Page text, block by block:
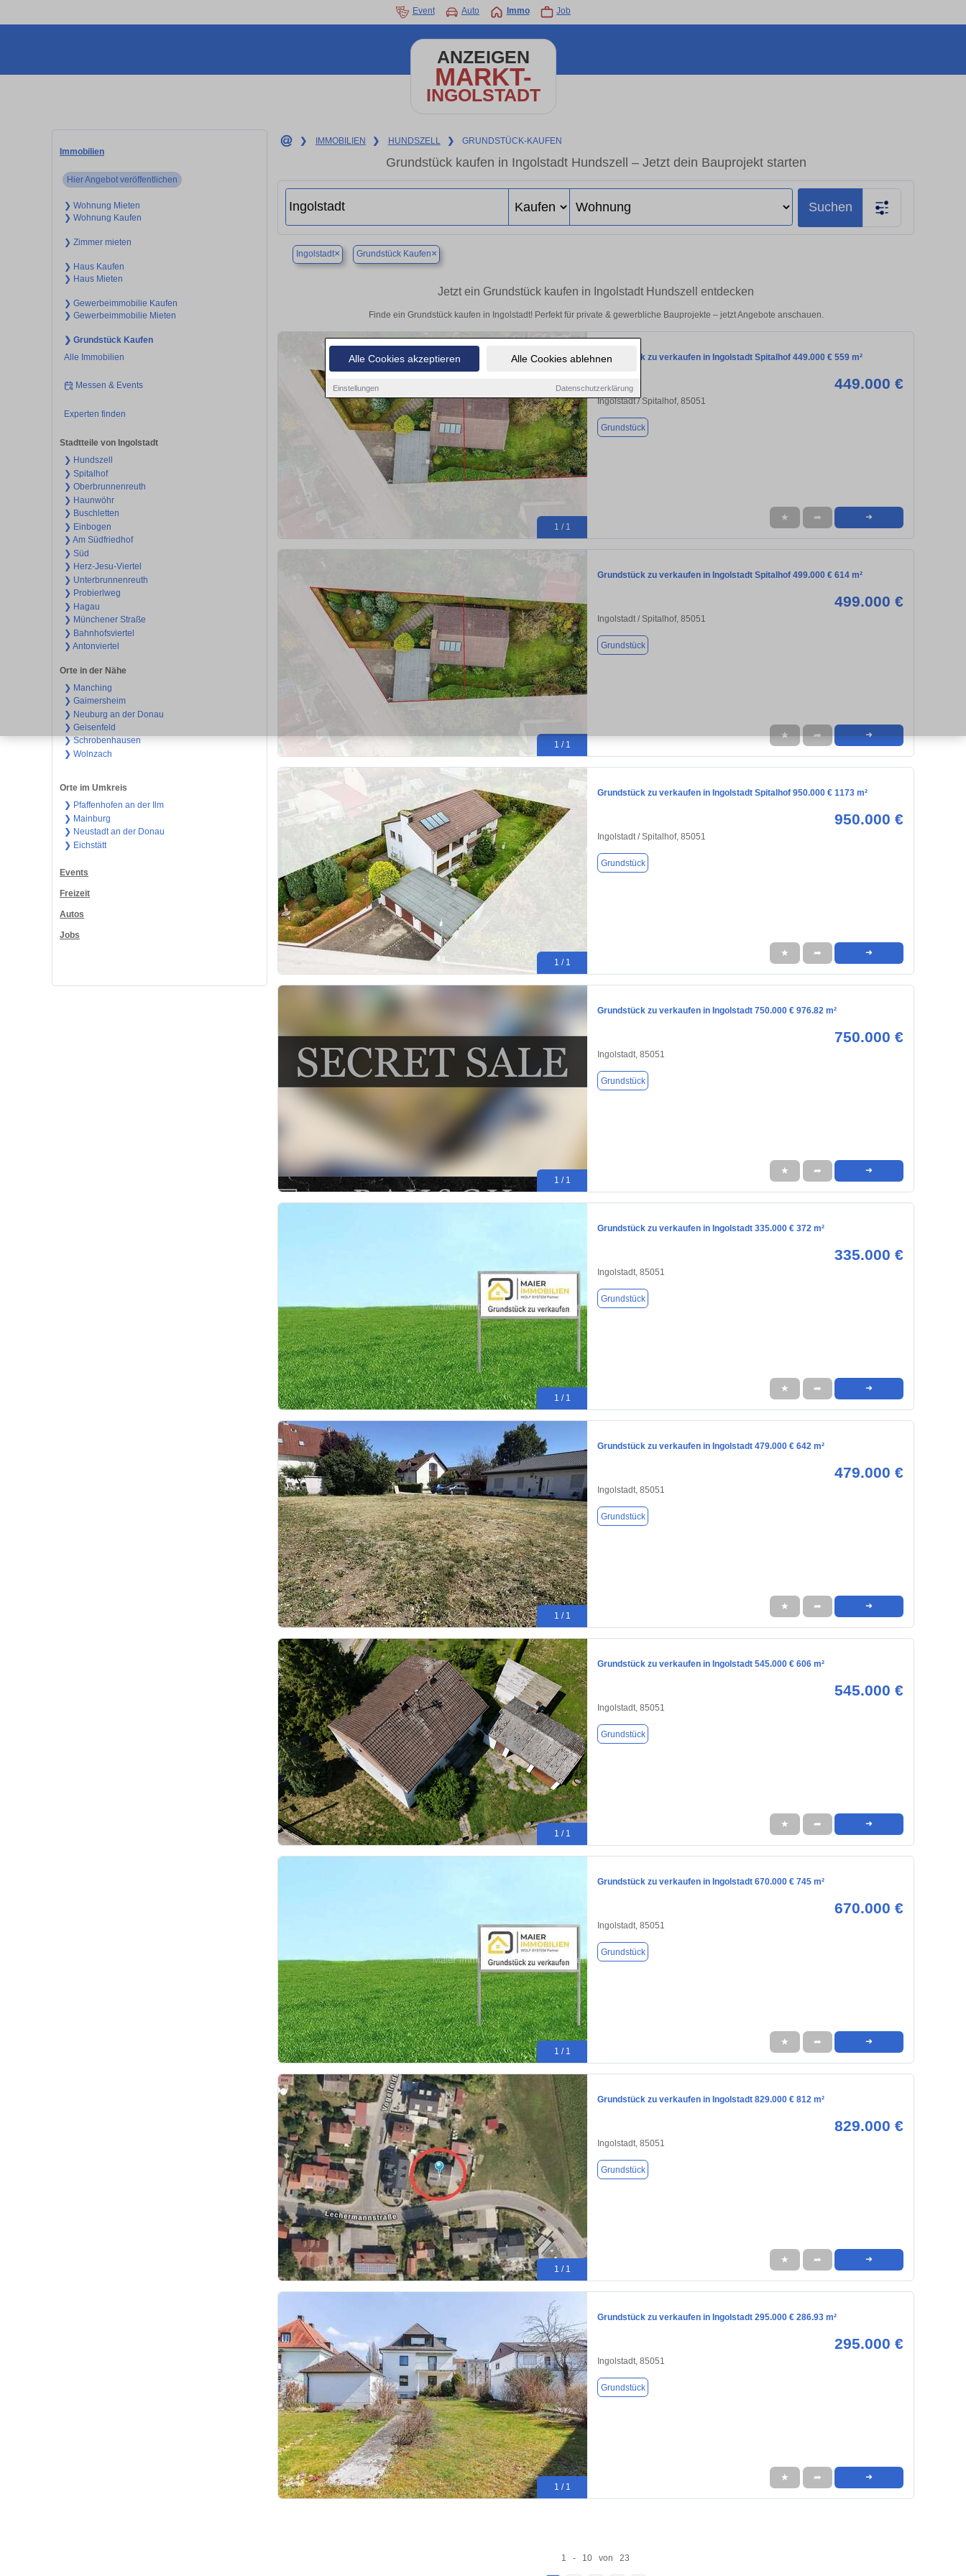
Alle Cookies akzeptieren Alle Cookies ablehnen
Einstellungen Datenschutzerklärung
Event Auto Immo Job
ANZEIGEN
MARKT-
INGOLSTADT
Immobilien
Hier Angebot veröffentlichen
❯ Wohnung Mieten
❯ Wohnung Kaufen
❯ Zimmer mieten
❯ Haus Kaufen
❯ Haus Mieten
❯ Gewerbeimmobilie Kaufen
❯ Gewerbeimmobilie Mieten
❯ Grundstück Kaufen
Alle Immobilien
Messen & Events
Experten finden
Stadtteile von Ingolstadt
❯ Hundszell
❯ Spitalhof
❯ Oberbrunnenreuth
❯ Haunwöhr
❯ Buschletten
❯ Einbogen
❯ Am Südfriedhof
❯ Süd
❯ Herz-Jesu-Viertel
❯ Unterbrunnenreuth
❯ Probierlweg
❯ Hagau
❯ Münchener Straße
❯ Bahnhofsviertel
❯ Antonviertel
Orte in der Nähe
❯ Manching
❯ Gaimersheim
❯ Neuburg an der Donau
❯ Geisenfeld
❯ Schrobenhausen
❯ Wolnzach
Orte im Umkreis
❯ Pfaffenhofen an der Ilm
❯ Mainburg
❯ Neustadt an der Donau
❯ Eichstätt
Events
Freizeit
Autos
Jobs
❯ IMMOBILIEN ❯ HUNDSZELL ❯ GRUNDSTÜCK-KAUFEN
Grundstück kaufen in Ingolstadt Hundszell – Jetzt dein Bauprojekt starten
Suchen
Ingolstadt× Grundstück Kaufen×
Jetzt ein Grundstück kaufen in Ingolstadt Hundszell entdecken
Finde ein Grundstück kaufen in Ingolstadt! Perfekt für private & gewerbliche Bauprojekte – jetzt Angebote anschauen.
1 / 1
Grundstück zu verkaufen in Ingolstadt Spitalhof 449.000 € 559 m²
449.000 €
Ingolstadt / Spitalhof, 85051
Grundstück
★ ➦ ➜
1 / 1
Grundstück zu verkaufen in Ingolstadt Spitalhof 499.000 € 614 m²
499.000 €
Ingolstadt / Spitalhof, 85051
Grundstück
★ ➦ ➜
1 / 1
Grundstück zu verkaufen in Ingolstadt Spitalhof 950.000 € 1173 m²
950.000 €
Ingolstadt / Spitalhof, 85051
Grundstück
★ ➦ ➜
1 / 1
Grundstück zu verkaufen in Ingolstadt 750.000 € 976.82 m²
750.000 €
Ingolstadt, 85051
Grundstück
★ ➦ ➜
1 / 1
Grundstück zu verkaufen in Ingolstadt 335.000 € 372 m²
335.000 €
Ingolstadt, 85051
Grundstück
★ ➦ ➜
1 / 1
Grundstück zu verkaufen in Ingolstadt 479.000 € 642 m²
479.000 €
Ingolstadt, 85051
Grundstück
★ ➦ ➜
1 / 1
Grundstück zu verkaufen in Ingolstadt 545.000 € 606 m²
545.000 €
Ingolstadt, 85051
Grundstück
★ ➦ ➜
1 / 1
Grundstück zu verkaufen in Ingolstadt 670.000 € 745 m²
670.000 €
Ingolstadt, 85051
Grundstück
★ ➦ ➜
1 / 1
Grundstück zu verkaufen in Ingolstadt 829.000 € 812 m²
829.000 €
Ingolstadt, 85051
Grundstück
★ ➦ ➜
1 / 1
Grundstück zu verkaufen in Ingolstadt 295.000 € 286.93 m²
295.000 €
Ingolstadt, 85051
Grundstück
★ ➦ ➜
1 - 10 von 23